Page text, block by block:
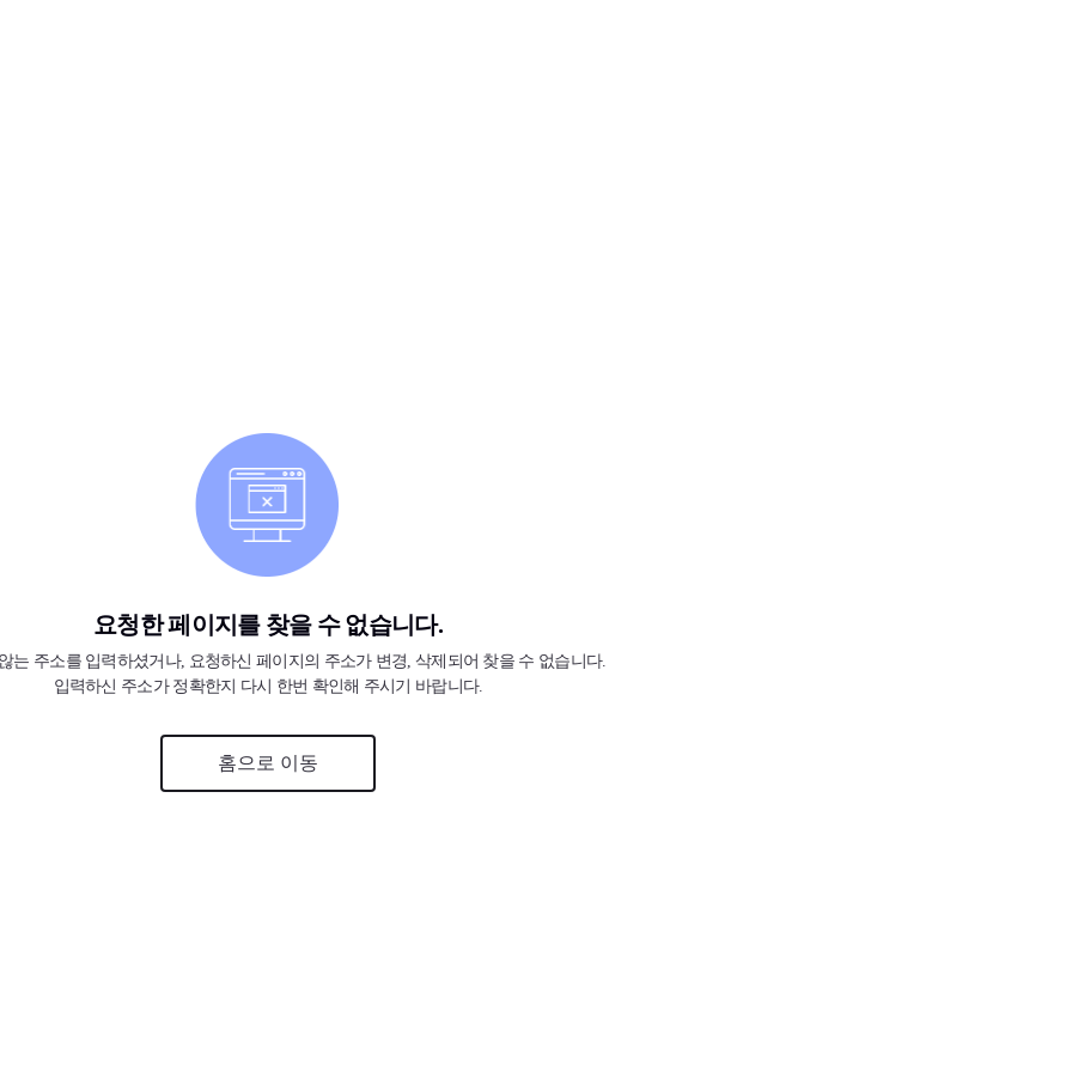
요청한 페이지를 찾을 수 없습니다.
는 주소를 입력하셨거나, 요청하신 페이지의 주소가 변경, 삭제되어 찾을 수 없습니다.
입력하신 주소가 정확한지 다시 한번 확인해 주시기 바랍니다.
홈으로 이동